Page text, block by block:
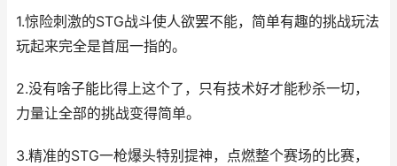
1.惊险刺激的STG战斗使人欲罢不能，简单有趣的挑战玩法
玩起来完全是首屈一指的。
2.没有啥子能比得上这个了，只有技术好才能秒杀一切，
力量让全部的挑战变得简单。
3.精准的STG一枪爆头特别提神，点燃整个赛场的比赛，